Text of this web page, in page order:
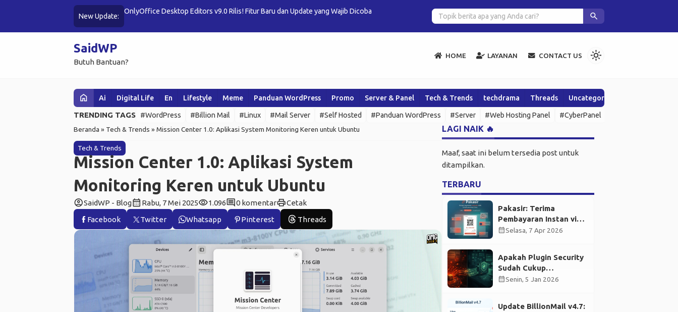
New Update:
OnlyOffice Desktop Editors v9.0 Rilis! Fitur Baru dan Update yang Wajib Dicoba BillionMail V4.1: Hapus Email Nyangkut Tanpa Terminal? Gokil!
search
SaidWP
Butuh Bantuan?
HOME LAYANAN CONTACT US light_mode
home Ai Digital Life En Lifestyle Meme Panduan WordPress Promo Server & Panel Tech & Trends techdrama Threads Uncategorized
TRENDING TAGS #WordPress #Billion Mail #Linux #Mail Server #Self Hosted #Panduan WordPress #Server #Web Hosting Panel #CyberPanel
Beranda » Tech & Trends »Mission Center 1.0: Aplikasi System Monitoring Keren untuk Ubuntu
Tech & Trends
Mission Center 1.0: Aplikasi System
Monitoring Keren untuk Ubuntu
account_circleSaidWP - Blogcalendar_month Rabu, 7 Mei 2025visibility1.096comment0 komentarprintCetak
Facebook
Twitter Whatsapp Pinterest Threads
LAGI NAIK 🔥
Maaf, saat ini belum tersedia post untuk
ditampilkan.
TERBARU
Pakasir: Terima
Pembayaran Instan via
Payment Link
calendar_monthSelasa, 7 Apr 2026
Apakah Plugin Security
Sudah Cukup
Mengamankan
calendar_monthSenin, 5 Jan 2026
Update BillionMail v4.7: